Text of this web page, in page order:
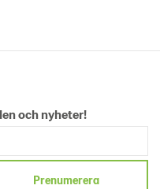
och nyheter!
Prenumerera